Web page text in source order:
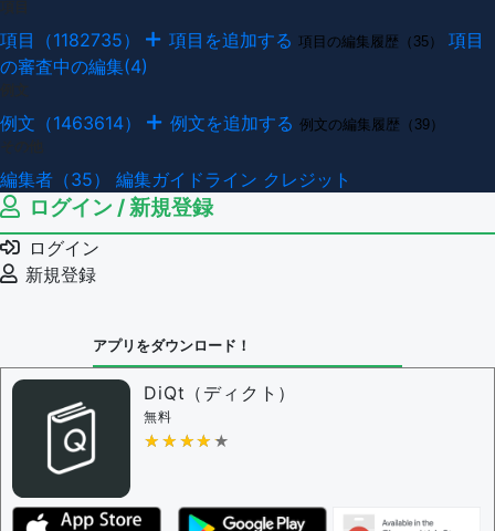
項目（1182735） 項目を追加する 項目の編集履歴（35）
項目
の審査中の編集(4)
例文（1463614） 例文を追加する 例文の編集履歴（39）
編集者（35） 編集ガイドライン クレジット
ログイン / 新規登録
ログイン
新規登録
アプリをダウンロード！
DiQt（ディクト）
無料
★★★★★
★★★★★